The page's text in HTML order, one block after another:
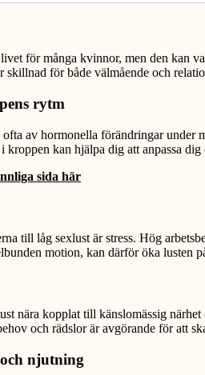
för många kvinnor, men den kan
skillnad för både välmående och
rytm
av hormonella förändringar under
kroppen kan hjälpa dig att anpassa
sida här
till låg sexlust är stress. Hög
motion, kan därför öka lusten
nära kopplat till känslomässig
och rädslor är avgörande för att
njutning